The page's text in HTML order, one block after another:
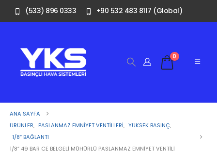
(533) 896 0333 +90 532 483 8117 (Global)
0
ANA SAYFA
ÜRÜNLER, PASLANMAZ EMNIYET VENTILLERI, YÜKSEK BASINÇ,
1/8″ BAĞLANTI
1/8” 49 BAR CE BELGELI MÜHÜRLÜ PASLANMAZ EMNIYET VENTILI